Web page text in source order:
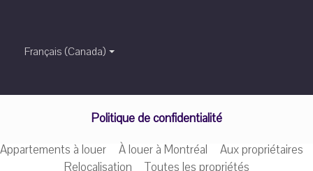
Français (Canada)
Politique de confidentialité
Appartements à louer
À louer à Montréal
Aux propriétaires
Relocalisation
Toutes les propriétés